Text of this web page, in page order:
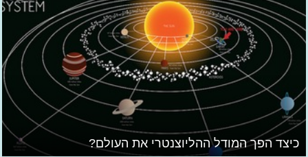
כיצד הפך המודל ההליוצנטרי את העולם?